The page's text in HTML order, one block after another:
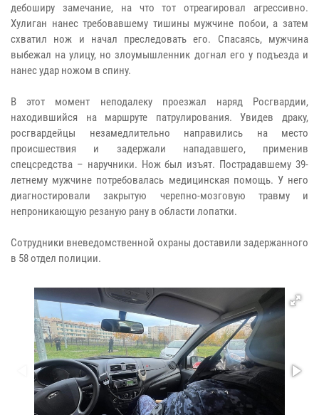
дебоширу замечание, на что тот отреагировал агрессивно.
Хулиган нанес требовавшему тишины мужчине побои, а затем
схватил нож и начал преследовать его. Спасаясь, мужчина
выбежал на улицу, но злоумышленник догнал его у подъезда и
нанес удар ножом в спину.
В этот момент неподалеку проезжал наряд Росгвардии,
находившийся на маршруте патрулирования. Увидев драку,
росгвардейцы незамедлительно направились на место
происшествия и задержали нападавшего, применив
спецсредства – наручники. Нож был изъят. Пострадавшему 39-
летнему мужчине потребовалась медицинская помощь. У него
диагностировали закрытую черепно-мозговую травму и
непроникающую резаную рану в области лопатки.
Сотрудники вневедомственной охраны доставили задержанного
в 58 отдел полиции.